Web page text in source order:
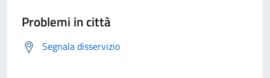
Problemi in città
Segnala disservizio